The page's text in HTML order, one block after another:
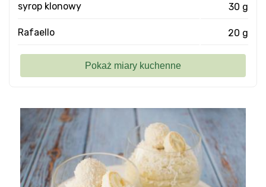
syrop klonowy 30 g
Rafaello 20 g